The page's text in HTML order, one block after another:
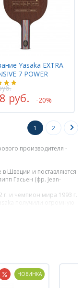
Yasaka EXTRA
7 POWER
руб. -20%
1 2
производителя -
в Швеции и поставляются
Гасьен (фр. Jean-
г. и чемпион мира 1993 г.
день представителем
игрок MA LIN -
НОВИНКА